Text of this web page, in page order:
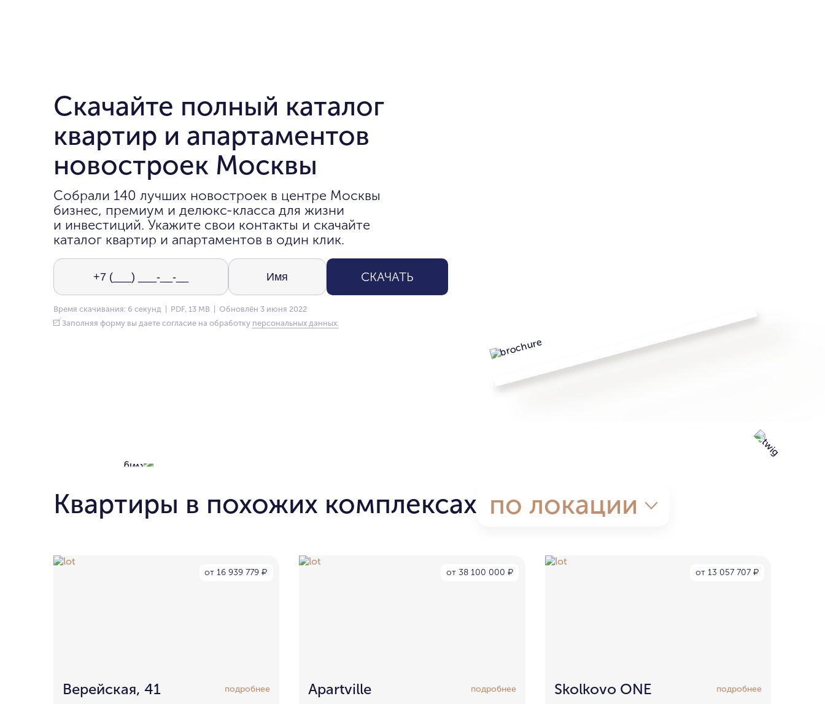
Скачайте полный каталог
квартир и апартаментов
новостроек Москвы
Собрали 140 лучших новостроек в центре Москвы
бизнес, премиум и делюкс-класса для жизни
и инвестиций. Укажите свои контакты и скачайте
каталог квартир и апартаментов в один клик.
СКАЧАТЬ
Время скачивания: 6 секунд | PDF, 13 MB | Обновлён 3 июня 2022
Заполняя форму вы даете согласие на обработку персональных данных.
Квартиры в похожих комплексах по локации
от 16 939 779₽
Верейская, 41 подробнее
от 38 100 000 ₽
Apartville подробнее
от 13 057 707 ₽
Skolkovo ONE подробнее